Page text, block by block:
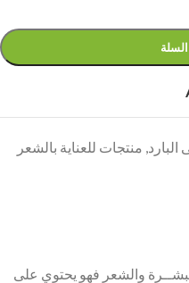
, منتجات للعناية بالشعر
والشعر فهو يحتوي على